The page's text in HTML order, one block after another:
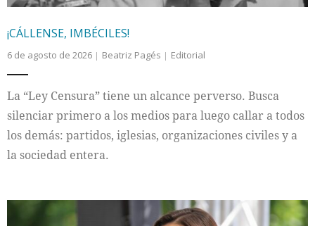
¡CÁLLENSE, IMBÉCILES!
6 de agosto de 2026 Beatriz Pagés Editorial
La “Ley Censura” tiene un alcance perverso. Busca
silenciar primero a los medios para luego callar a todos
los demás: partidos, iglesias, organizaciones civiles y a
la sociedad entera.